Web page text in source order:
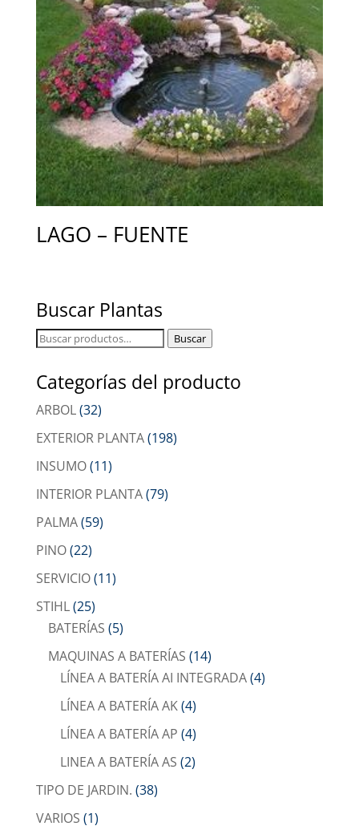
LAGO – FUENTE
Buscar Plantas
Buscar
Buscar
Categorías del producto
ARBOL(32)
EXTERIOR PLANTA(198)
INSUMO(11)
INTERIOR PLANTA(79)
PALMA(59)
PINO(22)
SERVICIO(11)
STIHL(25)
BATERÍAS (5)
MAQUINAS A BATERÍAS (14)
LÍNEA A BATERÍA AI INTEGRADA(4)
LÍNEA A BATERÍA AK(4)
LÍNEA A BATERÍA AP (4)
LINEA A BATERÍA AS (2)
TIPO DE JARDIN. (38)
VARIOS (1)